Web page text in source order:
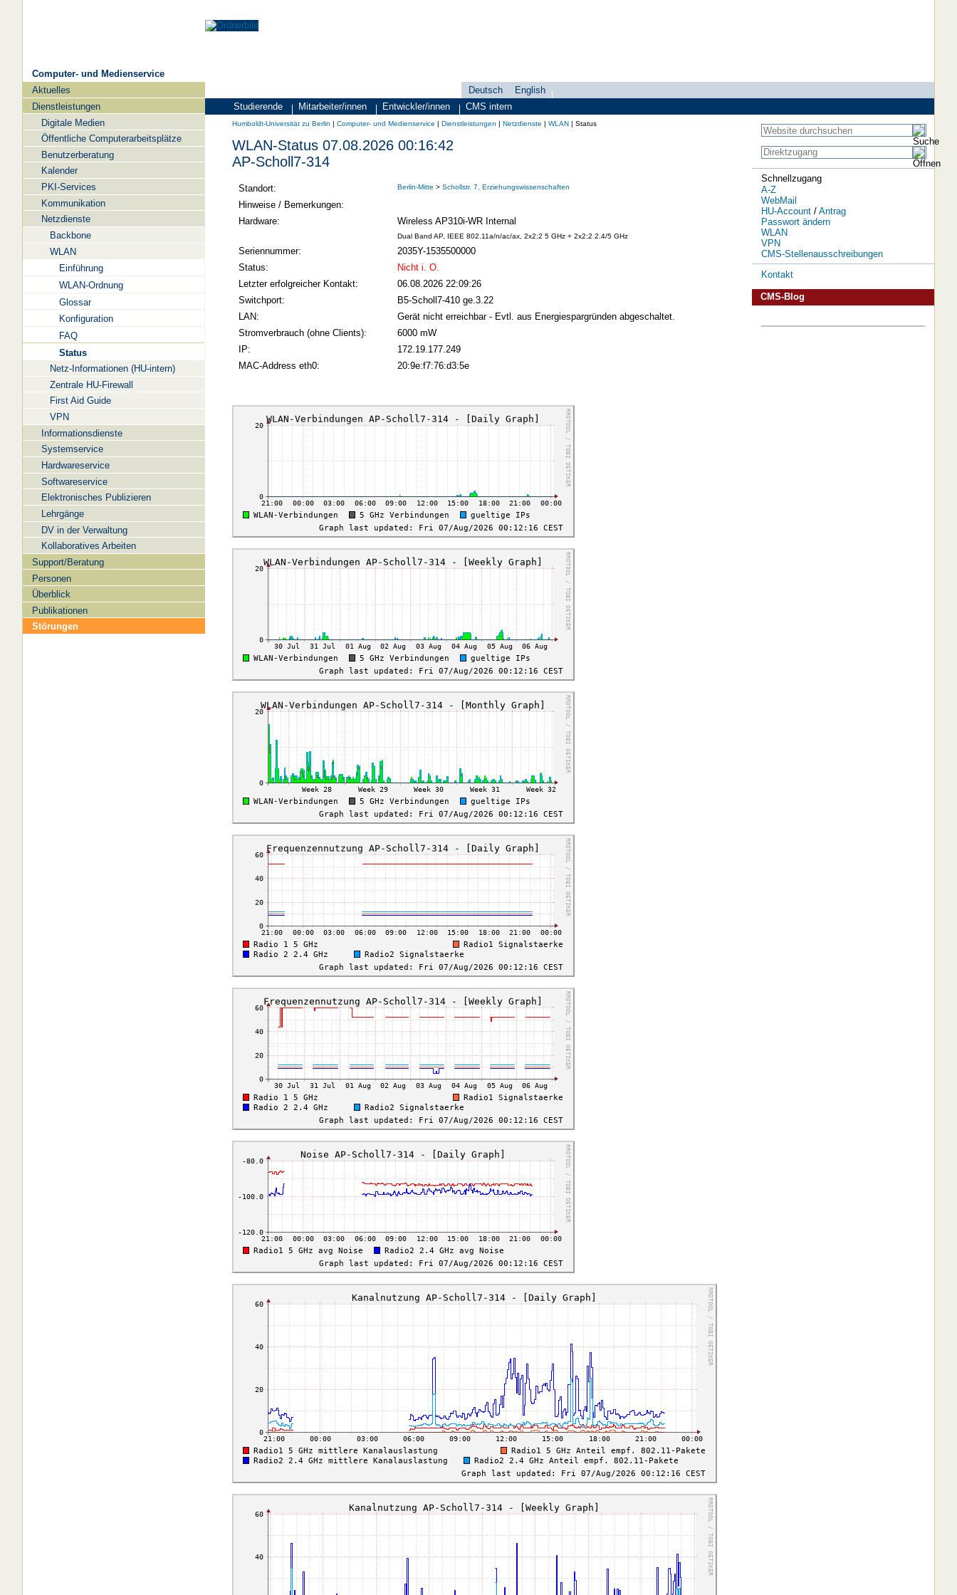
Computer- und Medienservice
Navigation
Aktuelles
Dienstleistungen
Digitale Medien
Öffentliche Computerarbeitsplätze
Benutzerberatung
Kalender
PKI-Services
Kommunikation
Netzdienste
Backbone
WLAN
Einführung
WLAN-Ordnung
Glossar
Konfiguration
FAQ
Status
Netz-Informationen (HU-intern)
Zentrale HU-Firewall
First Aid Guide
VPN
Informationsdienste
Systemservice
Hardwareservice
Softwareservice
Elektronisches Publizieren
Lehrgänge
DV in der Verwaltung
Kollaboratives Arbeiten
Support/Beratung
Personen
Überblick
Publikationen
Störungen
Zielgruppen
Studierende Mitarbeiter/innen Entwickler/innen CMS intern
Sprachauswahl
Deutsch
English
search-menu
Humboldt-
Universität
Computer-
und
Humboldt-Universität zu Berlin | Computer- und Medienservice | Dienstleistungen | Netzdienste | WLAN | Status
WLAN-Status 07.08.2026 00:16:42
AP-Scholl7-314
Standort: Berlin-Mitte > Schollstr. 7, Erziehungswissenschaften
Hinweise / Bemerkungen:
Hardware:
Wireless AP310i-WR Internal
Dual Band AP, IEEE 802.11a/n/ac/ax, 2x2:2 5 GHz + 2x2:2 2.4/5 GHz
Seriennummer:
2035Y-1535500000
Status:
Nicht i. O.
Letzter erfolgreicher Kontakt:
06.08.2026 22:09:26
Switchport:
B5-Scholl7-410 ge.3.22
LAN:
Gerät nicht erreichbar - Evtl. aus Energiespargründen abgeschaltet.
Stromverbrauch (ohne Clients):
6000 mW
IP:
172.19.177.249
MAC-Address eth0:
20:9e:f7:76:d3:5e
Schnellzugang
A-Z
WebMail
HU-Account/ Antrag
Passwort ändern
WLAN
VPN
CMS-Stellenausschreibungen
Kontakt
CMS-Blog